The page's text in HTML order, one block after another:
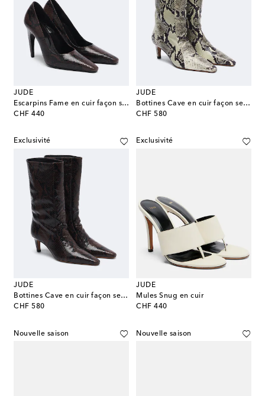
JUDE
Escarpins Fame en cuir façon serpent
CHF 440
original price
JUDE
Bottines Cave en cuir façon serpent
CHF 580
original price
Exclusivité
JUDE
Bottines Cave en cuir façon serpent
CHF 580
original price
Exclusivité
JUDE
Mules Snug en cuir
CHF 440
original price
Nouvelle saison Nouvelle saison